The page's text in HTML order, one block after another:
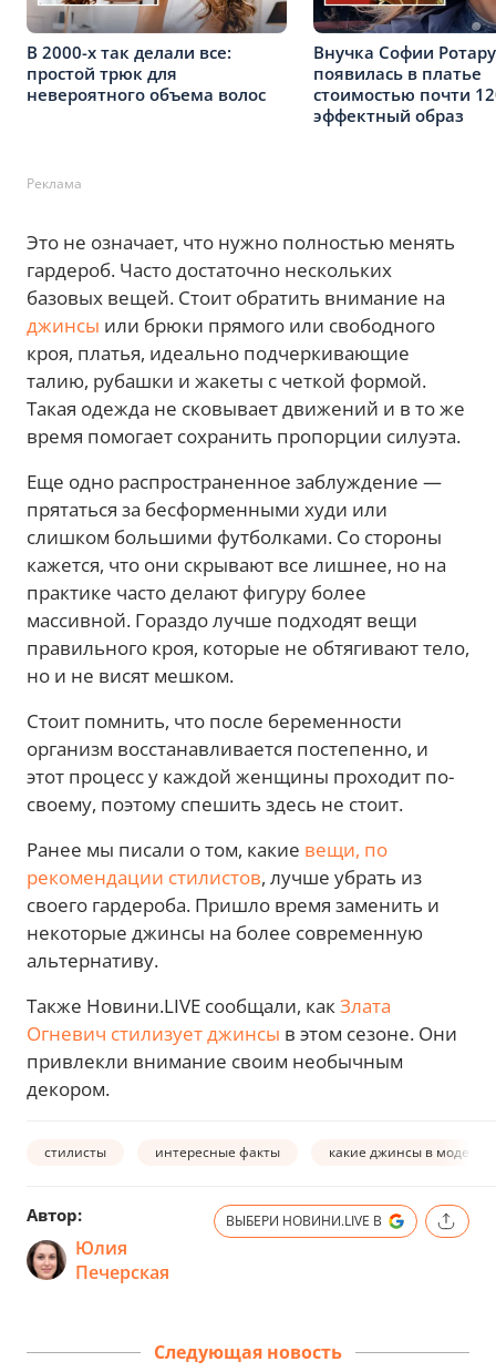
В 2000-х так делали все:
простой трюк для
невероятного объема волос
Внучка Софии Ротару
появилась в платье
стоимостью почти
эффектный образ
Реклама
Это не означает, что нужно полностью менять
гардероб. Часто достаточно нескольких
базовых вещей. Стоит обратить внимание на
джинсы или брюки прямого или свободного
кроя, платья, идеально подчеркивающие
талию, рубашки и жакеты с четкой формой.
Такая одежда не сковывает движений и в то же
время помогает сохранить пропорции силуэта.
Еще одно распространенное заблуждение —
прятаться за бесформенными худи или
слишком большими футболками. Со стороны
кажется, что они скрывают все лишнее, но на
практике часто делают фигуру более
массивной. Гораздо лучше подходят вещи
правильного кроя, которые не обтягивают тело,
но и не висят мешком.
Стоит помнить, что после беременности
организм восстанавливается постепенно, и
этот процесс у каждой женщины проходит по-
своему, поэтому спешить здесь не стоит.
Ранее мы писали о том, какие вещи, по
рекомендации стилистов, лучше убрать из
своего гардероба. Пришло время заменить и
некоторые джинсы на более современную
альтернативу.
Также Новини.LIVE сообщали, какЗлата
Огневич стилизует джинсы в этом сезоне. Они
привлекли внимание своим необычным
декором.
стилисты интересные факты какие джинсы в моде
Автор:
Юлия
Печерская
ВЫБЕРИ НОВИНИ.LIVE В
Следующая новость